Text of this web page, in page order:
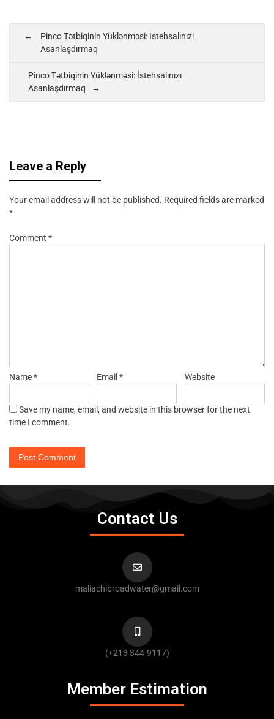
Pinco Tətbiqinin Yüklənməsi: İstehsalınızı
Asanlaşdırmaq
Pinco Tətbiqinin Yüklənməsi: İstehsalınızı
Asanlaşdırmaq
Leave a Reply
Your email address will not be published. Required fields are marked
*
Comment *
Name* Email* Website
Save my name, email, and website in this browser for the next
time I comment.
Contact Us
maliachibroadwater@gmail.com
(+213 344-9117)
Member Estimation